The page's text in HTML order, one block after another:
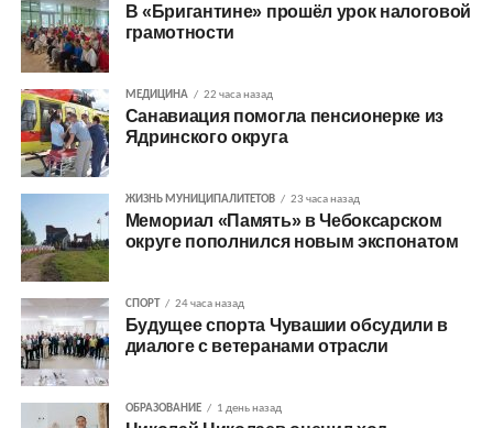
В «Бригантине» прошёл урок налоговой
грамотности
МЕДИЦИНА 22 часа назад
Санавиация помогла пенсионерке из
Ядринского округа
ЖИЗНЬ МУНИЦИПАЛИТЕТОВ 23 часа назад
Мемориал «Память» в Чебоксарском
округе пополнился новым экспонатом
СПОРТ 24 часа назад
Будущее спорта Чувашии обсудили в
диалоге с ветеранами отрасли
ОБРАЗОВАНИЕ 1 день назад